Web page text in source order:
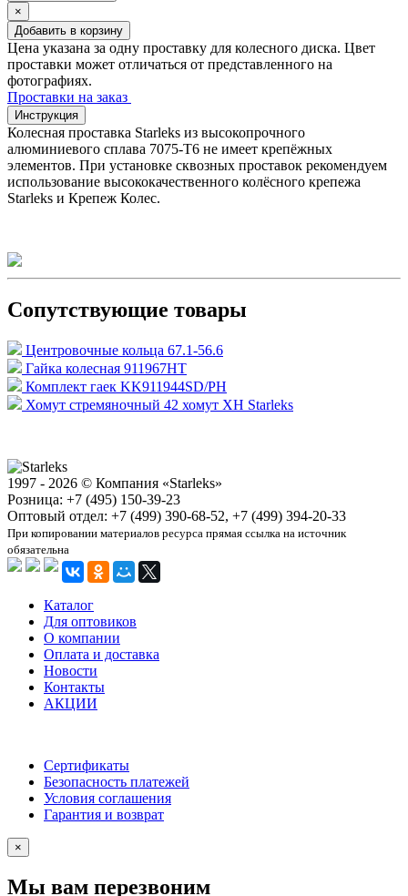
×
Добавить в корзину
Цена указана за одну проставку для колесного диска. Цвет
проставки может отличаться от представленного на
фотографиях.
Проставки на заказ
Инструкция
Колесная проставка Starleks из высокопрочного
алюминиевого сплава 7075-T6 не имеет крепёжных
элементов. При установке сквозных проставок рекомендуем
использование высококачественного колёсного крепежа
Starleks и Крепеж Колес.
Сопутствующие товары
Центровочные кольца 67.1-56.6
Гайка колесная 911967HT
Комплект гаек KK911944SD/PH
Хомут стремяночный 42 хомут XH Starleks
1997 - 2026 © Компания «Starleks»
Розница: +7 (495) 150-39-23
Оптовый отдел: +7 (499) 390-68-52, +7 (499) 394-20-33
При копировании материалов ресурса прямая ссылка на источник
обязательна
Каталог
Для оптовиков
О компании
Оплата и доставка
Новости
Контакты
АКЦИИ
Сертификаты
Безопасность платежей
Условия соглашения
Гарантия и возврат
×
Мы вам перезвоним